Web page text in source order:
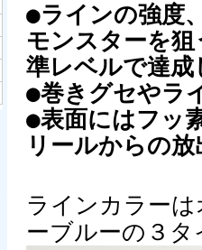
●ラインの強度
モンスターを
準レベルで達
●巻きグセやラ
●表面にはフッ
リールからの
ラインカラー
ーブルーの３